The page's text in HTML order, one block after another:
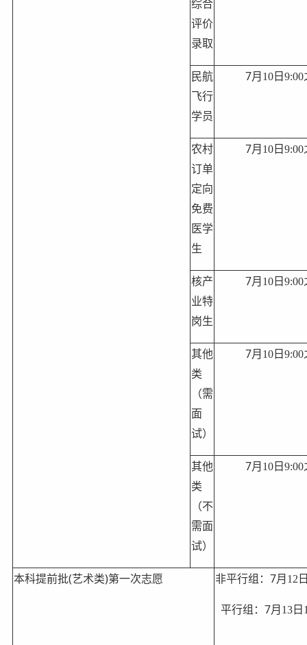
综合
评价
录取
民航
飞行
学员
7月 10日 9:00
农村
订单
定向
免费
医学
生
7月 10日 9:00
核产
业特
岗生
7月 10日 9:00
其他
类
（需
面
试）
7月 10日 9:00
其他
类
（不
需面
试）
7月 10日 9:00
本科提前批(艺术类)第一次志愿 非平行组 ： 7月 12
平行组： 7月 13日